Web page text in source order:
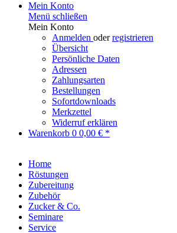
Mein Konto
Menü schließen
Mein Konto
Anmelden oderregistrieren
Übersicht
Persönliche Daten
Adressen
Zahlungsarten
Bestellungen
Sofortdownloads
Merkzettel
Widerruf erklären
Warenkorb 0 0,00 € *
Home
Röstungen
Zubereitung
Zubehör
Zucker & Co.
Seminare
Service